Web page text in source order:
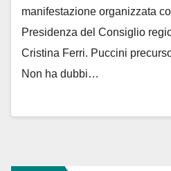
manifestazione organizzata
Presidenza del Consiglio
Cristina Ferri. Puccini
Non ha dubbi…